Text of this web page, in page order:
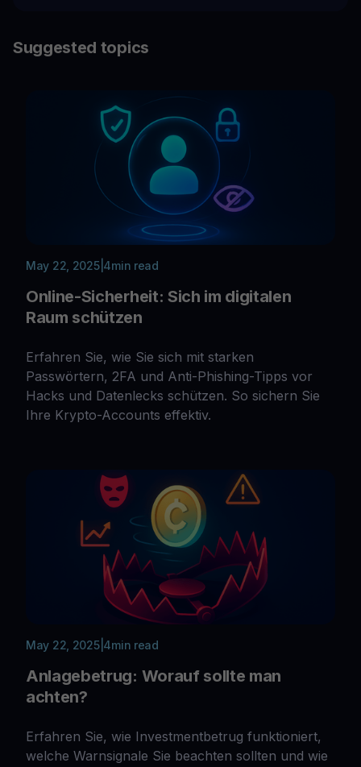
Suggested topics
May 22, 2025| 4min read
Online-Sicherheit: Sich im digitalen
Raum schützen
Erfahren Sie, wie Sie sich mit starken
Passwörtern, 2FA und Anti-Phishing-Tipps vor
Hacks und Datenlecks schützen. So sichern Sie
Ihre Krypto-Accounts effektiv.
May 22, 2025| 4min read
Anlagebetrug: Worauf sollte man
achten?
Erfahren Sie, wie Investmentbetrug funktioniert,
welche Warnsignale Sie beachten sollten und wie